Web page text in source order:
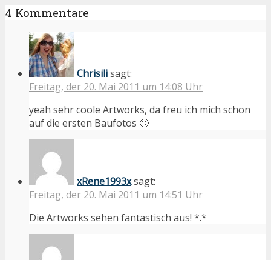
4 Kommentare
Chrisilisagt:
Freitag, der 20. Mai 2011 um 14:08 Uhr
yeah sehr coole Artworks, da freu ich mich schon
auf die ersten Baufotos 🙂
xRene1993xsagt:
Freitag, der 20. Mai 2011 um 14:51 Uhr
Die Artworks sehen fantastisch aus! *.*